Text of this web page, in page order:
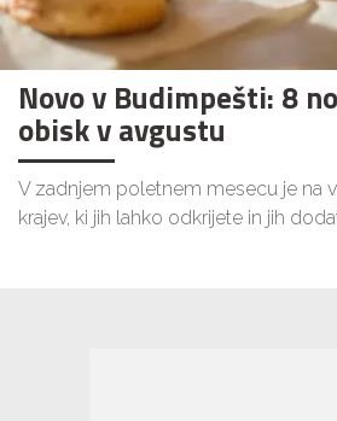
Novo v Budimpešti: 8
obisk v avgustu
V zadnjem poletnem mesecu je na
krajev, ki jih lahko odkrijete in jih